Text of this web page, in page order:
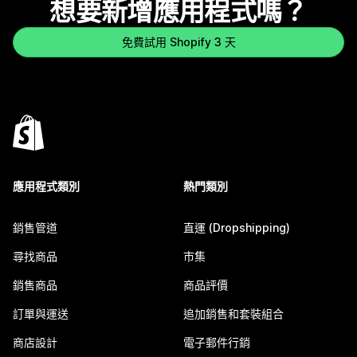
想要新增應用程式嗎？
免費試用 Shopify 3 天
應用程式類別
銷售管道
尋找商品
銷售商品
訂單與運送
商店設計
熱門類別
直運 (Dropshipping)
市集
商品評價
追加銷售和套裝組合
電子郵件行銷